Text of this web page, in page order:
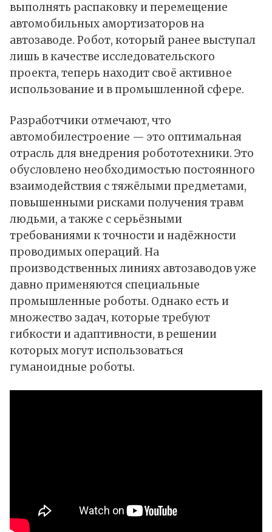
выполнять распаковку и перемещение
автомобильных амортизаторов на
автозаводе. Робот, который ранее выступал
лишь в качестве исследовательского
проекта, теперь находит своё активное
использование и в промышленной сфере.
Разработчики отмечают, что
автомобилестроение — это оптимальная
отрасль для внедрения робототехники. Это
обусловлено необходимостью постоянного
взаимодействия с тяжёлыми предметами,
повышенными рисками получения травм
людьми, а также с серьёзными
требованиями к точности и надёжности
проводимых операций. На
производственных линиях автозаводов уже
давно применяются специальные
промышленные роботы. Однако есть и
множество задач, которые требуют
гибкости и адаптивности, в решении
которых могут использоваться
гуманоидные роботы.